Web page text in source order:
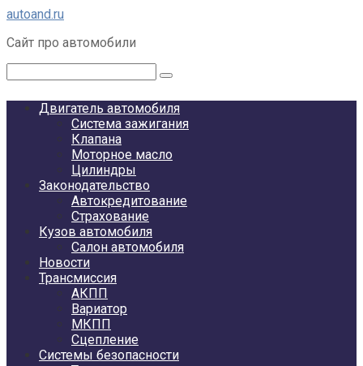
Перейти
контенту
autoand.ru
Сайт про автомобили
Двигатель автомобиля
Система зажигания
Клапана
Моторное масло
Цилиндры
Законодательство
Автокредитование
Страхование
Кузов автомобиля
Салон автомобиля
Новости
Трансмиссия
АКПП
Вариатор
МКПП
Сцепление
Системы безопасности